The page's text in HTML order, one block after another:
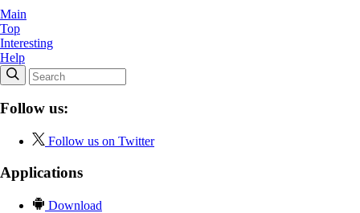
Main
Top
Interesting
Help
Follow us:
Follow us on Twitter
Applications
Download